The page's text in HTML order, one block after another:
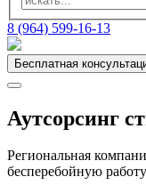
8 (964) 599-16-13
Бесплатная
Аутсорсинг
Региональная
бесперебойную работу